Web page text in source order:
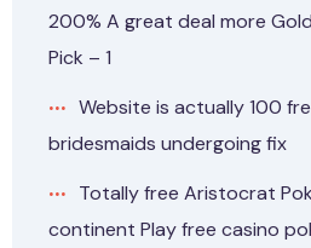
200% A great deal more
Pick – 1
Website is actually 100
bridesmaids undergoing fix
Totally free Aristocrat
continent Play free casino